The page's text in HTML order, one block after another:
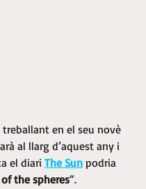
en el seu novè
al llarg d’aquest any i
el diari The Sun podria
the spheres“.